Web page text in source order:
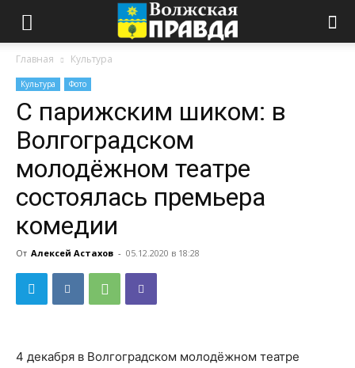
Главная Культура
Культура Фото
С парижским шиком: в
Волгоградском
молодёжном театре
состоялась премьера
комедии
От Алексей Астахов - 05.12.2020 в 18:28
4 декабря в Волгоградском молодёжном театре